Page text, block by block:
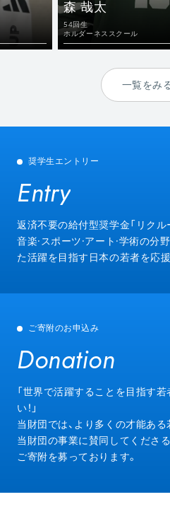
森 哉太
54回生
ホルダーネススクール
一覧をみ
奨学生エントリー
Entry
Entry
返済不要の給付型奨学金「リクル
音楽·スポーツ·アート·学術の分
た活躍を目指す日本の若者を応援
ご寄附のお申込み
Donation
Donation
「世界で活躍することを目指す
い！」
当財団では、より多くの才能あ
当財団の事業に賛同してくださ
ご寄附を募っております。